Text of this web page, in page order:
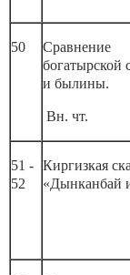
50
Сравнение
богатырской
и былины.
Вн. чт.
51 -
52
Киргизкая
«Дынканбай